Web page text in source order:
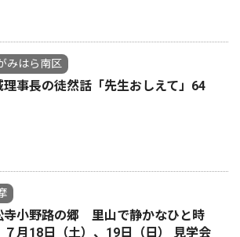
みはら南区
理事長の徒然話「先生おしえて」64
寺小野路の郷 里山で静かなひと時
月18日（土）、19日（日） 見学会